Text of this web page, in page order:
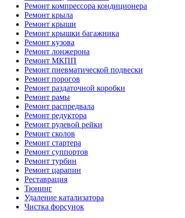
Ремонт компрессора кондиционера
Ремонт крыла
Ремонт крыши
Ремонт крышки багажника
Ремонт кузова
Ремонт лонжерона
Ремонт МКПП
Ремонт пневматической подвески
Ремонт порогов
Ремонт раздаточной коробки
Ремонт рамы
Ремонт распредвала
Ремонт редуктора
Ремонт рулевой рейки
Ремонт сколов
Ремонт стартера
Ремонт суппортов
Ремонт турбин
Ремонт царапин
Реставрация
Тюнинг
Удаление катализатора
Чистка форсунок